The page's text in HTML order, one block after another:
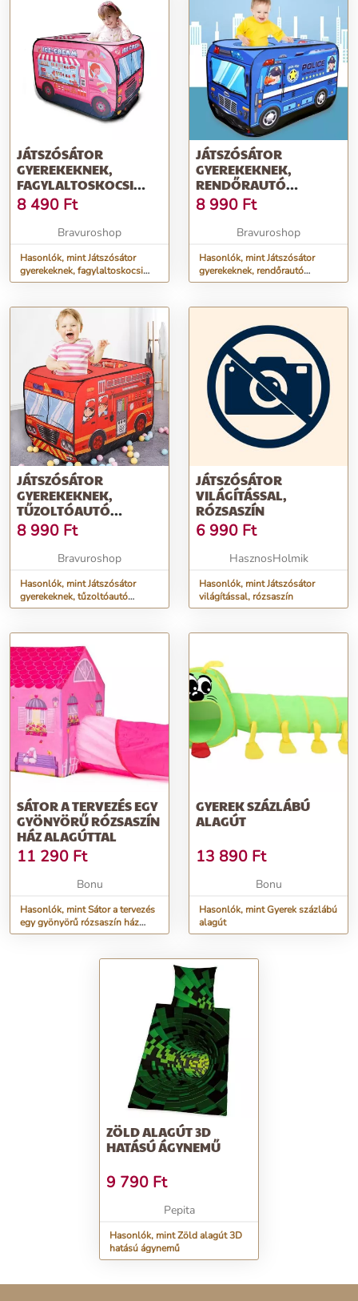
JÁTSZÓSÁTOR
GYEREKEKNEK,
FAGYLALTOSKOCSI
MINTÁVAL, TEXTIL
HORDOZÓVAL,
112X70X75 CM, PINK
8 490 Ft
Bravuroshop
Hasonlók, mint Játszósátor
gyerekeknek, fagylaltoskocsi
mintával, textil hordozóval,
JÁTSZÓSÁTOR
GYEREKEKNEK,
RENDŐRAUTÓ
MINTÁVAL, TEXTIL
HORDOZÓVAL,
112X70X75 CM, KÉK
8 990 Ft
Bravuroshop
Hasonlók, mint Játszósátor
gyerekeknek, rendőrautó
mintával, textil hordozóval,
JÁTSZÓSÁTOR
GYEREKEKNEK,
TŰZOLTÓAUTÓ
MINTÁVAL, TEXTIL
HORDOZÓVAL,
112X70X75 CM, PIROS
8 990 Ft
Bravuroshop
Hasonlók, mint Játszósátor
gyerekeknek, tűzoltóautó
mintával, textil hordozóval,
JÁTSZÓSÁTOR
VILÁGÍTÁSSAL,
RÓZSASZÍN
6 990 Ft
HasznosHolmik
Hasonlók, mint Játszósátor
világítással, rózsaszín
SÁTOR A TERVEZÉS EGY
GYÖNYÖRŰ RÓZSASZÍN
HÁZ ALAGÚTTAL
11 290 Ft
Bonu
Hasonlók, mint Sátor a tervezés
egy gyönyörű rózsaszín ház
alagúttal
GYEREK SZÁZLÁBÚ
ALAGÚT
13 890 Ft
Bonu
Hasonlók, mint Gyerek százlábú
alagút
ZÖLD ALAGÚT 3D
HATÁSÚ ÁGYNEMŰ
9 790 Ft
Pepita
Hasonlók, mint Zöld alagút 3D
hatású ágynemű